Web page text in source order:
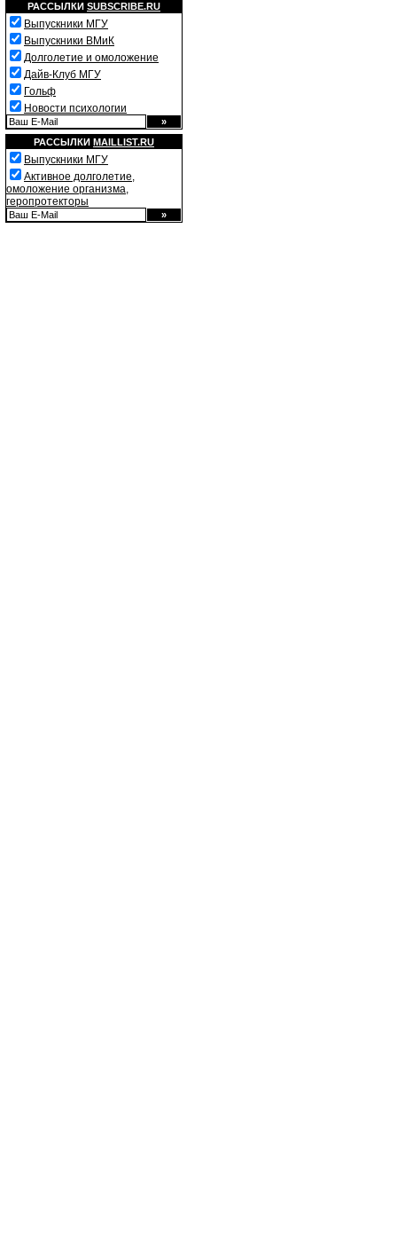
РАССЫЛКИ SUBSCRIBE.RU
Выпускники МГУ
Выпускники ВМиК
Долголетие и омоложение
Дайв-Клуб МГУ
Гольф
Новости психологии
РАССЫЛКИ MAILLIST.RU
Выпускники МГУ
Активное долголетие,
омоложение организма,
геропротекторы